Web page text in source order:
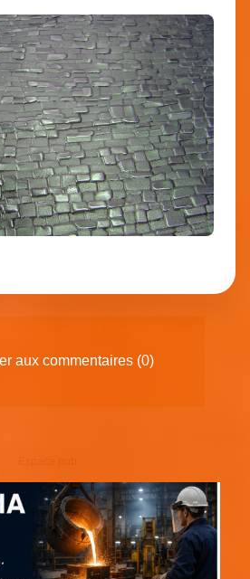
aux commentaires (0)